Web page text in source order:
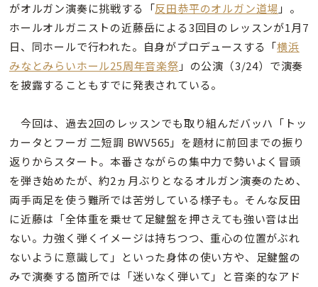
がオルガン演奏に挑戦する「反田恭平のオルガン道場 」。
ホールオルガニストの近藤岳による3回目のレッスンが1月7
日、同ホールで行われた。自身がプロデュースする「横浜
みなとみらいホール25周年音楽祭 」の公演（3/24）で演奏
を披露することもすでに発表されている。
今回は、過去2回のレッスンでも取り組んだバッハ「トッ
カータとフーガ 二短調 BWV565」を題材に前回までの振り
返りからスタート。本番さながらの集中力で勢いよく冒頭
を弾き始めたが、約2ヵ月ぶりとなるオルガン演奏のため、
両手両足を使う難所では苦労している様子も。そんな反田
に近藤は「全体重を乗せて足鍵盤を押さえても強い音は出
ない。力強く弾くイメージは持ちつつ、重心の位置がぶれ
ないように意識して」といった身体の使い方や、足鍵盤の
みで演奏する箇所では「迷いなく弾いて」と音楽的なアド